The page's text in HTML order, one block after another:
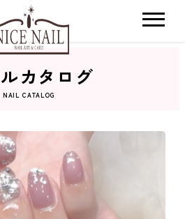
ン
カタログ
NAIL CATALOG